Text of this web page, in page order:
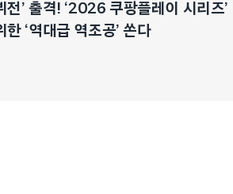
전’ 출격! ‘2026 쿠팡플레이 시리즈’
한 ‘역대급 역조공’ 쏜다